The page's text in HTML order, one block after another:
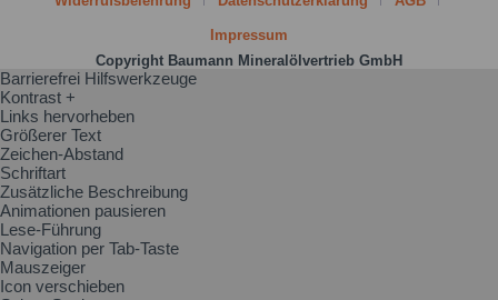
Impressum
Copyright Baumann Mineralölvertrieb GmbH
Barrierefrei Hilfswerkzeuge
Kontrast +
Links hervorheben
Größerer Text
Zeichen-Abstand
Schriftart
Zusätzliche Beschreibung
Animationen pausieren
Lese-Führung
Navigation per Tab-Taste
Mauszeiger
Icon verschieben